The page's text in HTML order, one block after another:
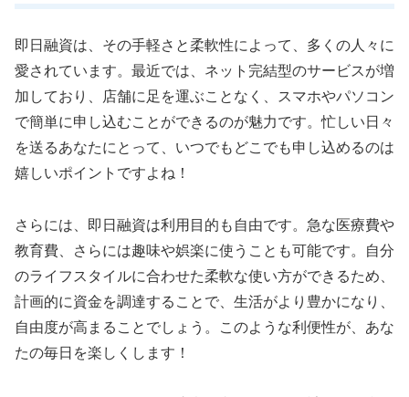
即日融資は、その手軽さと柔軟性によって、多くの人々に
愛されています。最近では、ネット完結型のサービスが増
加しており、店舗に足を運ぶことなく、スマホやパソコン
で簡単に申し込むことができるのが魅力です。忙しい日々
を送るあなたにとって、いつでもどこでも申し込めるのは
嬉しいポイントですよね！
さらには、即日融資は利用目的も自由です。急な医療費や
教育費、さらには趣味や娯楽に使うことも可能です。自分
のライフスタイルに合わせた柔軟な使い方ができるため、
計画的に資金を調達することで、生活がより豊かになり、
自由度が高まることでしょう。このような利便性が、あな
たの毎日を楽しくします！